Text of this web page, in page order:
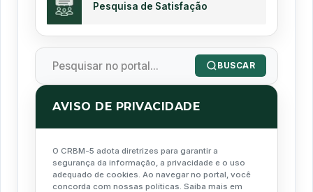
Pesquisa de Satisfação
BUSCAR
AVISO DE PRIVACIDADE
O CRBM-5 adota diretrizes para garantir a
segurança da informação, a privacidade e o uso
adequado de cookies. Ao navegar no portal, você
concorda com nossas políticas. Saiba mais em